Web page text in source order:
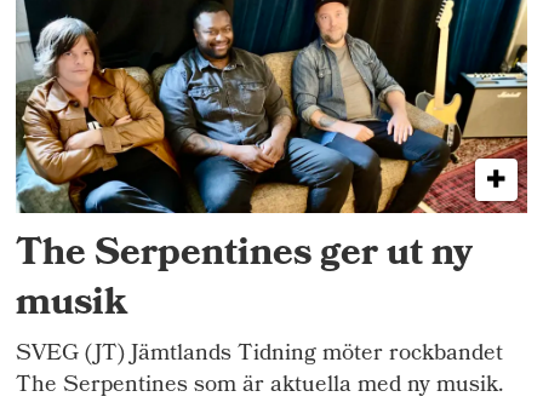
The Serpentines ger ut ny
musik
SVEG (JT) Jämtlands Tidning möter rockbandet
The Serpentines som är aktuella med ny musik.